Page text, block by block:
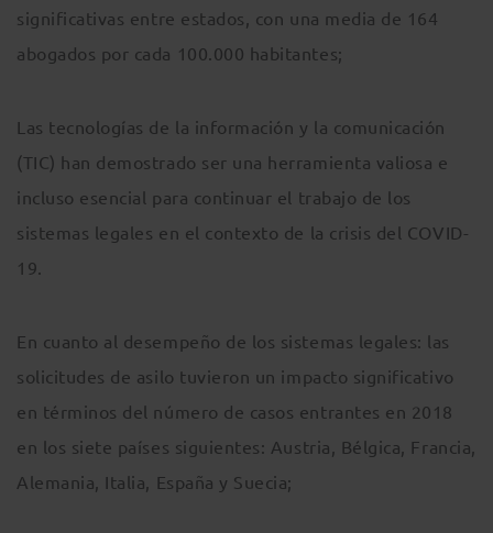
significativas entre estados, con una media de 164
abogados por cada 100.000 habitantes;
Las tecnologías de la información y la comunicación
(TIC) han demostrado ser una herramienta valiosa e
incluso esencial para continuar el trabajo de los
sistemas legales en el contexto de la crisis del COVID-
19.
En cuanto al desempeño de los sistemas legales: las
solicitudes de asilo tuvieron un impacto significativo
en términos del número de casos entrantes en 2018
en los siete países siguientes: Austria, Bélgica, Francia,
Alemania, Italia, España y Suecia;